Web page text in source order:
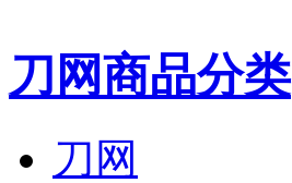
刀网商品分类
刀网